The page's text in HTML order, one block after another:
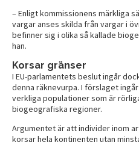
– Enligt kommissionens märkliga
vargar anses skilda från vargar i
befinner sig i olika så kallade
han.
Korsar gränser
I EU-parlamentets beslut ingår
denna räknevurpa. I förslaget
verkliga populationer som är
biogeografiska regioner.
Argumentet är att individer inom
korsar hela kontinenten utan